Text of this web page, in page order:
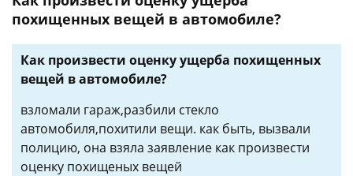
похищенных вещей в автомобиле?
Как произвести оценку ущерба похищенных
вещей в автомобиле?
взломали гараж,разбили стекло
автомобиля,похитили вещи. как быть, вызвали
полицию, она взяла заявление как произвести
оценку похищеных вещей